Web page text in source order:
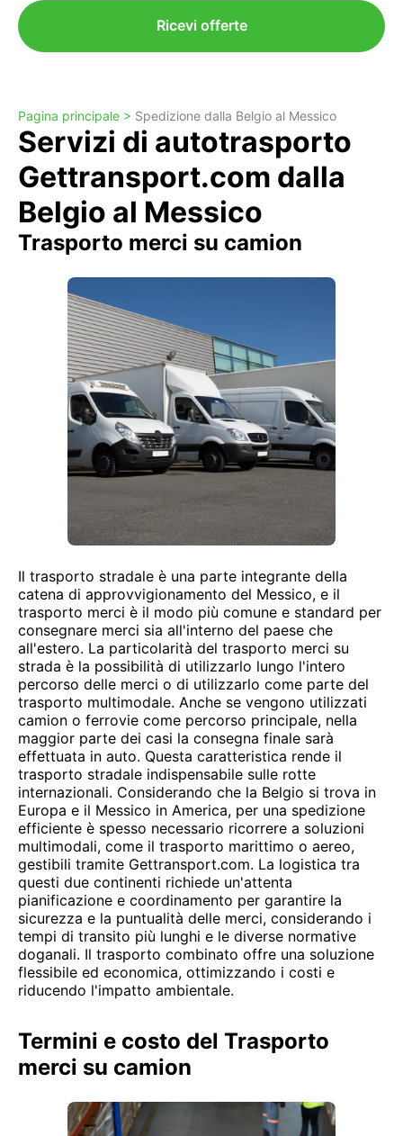
Ricevi offerte
Pagina principale > Spedizione dalla Belgio al Messico
Servizi di autotrasporto
Gettransport.com dalla
Belgio al Messico
Trasporto merci su camion
Il trasporto stradale è una parte integrante della
catena di approvvigionamento del Messico, e il
trasporto merci è il modo più comune e standard per
consegnare merci sia all'interno del paese che
all'estero. La particolarità del trasporto merci su
strada è la possibilità di utilizzarlo lungo l'intero
percorso delle merci o di utilizzarlo come parte del
trasporto multimodale. Anche se vengono utilizzati
camion o ferrovie come percorso principale, nella
maggior parte dei casi la consegna finale sarà
effettuata in auto. Questa caratteristica rende il
trasporto stradale indispensabile sulle rotte
internazionali. Considerando che la Belgio si trova in
Europa e il Messico in America, per una spedizione
efficiente è spesso necessario ricorrere a soluzioni
multimodali, come il trasporto marittimo o aereo,
gestibili tramite Gettransport.com. La logistica tra
questi due continenti richiede un'attenta
pianificazione e coordinamento per garantire la
sicurezza e la puntualità delle merci, considerando i
tempi di transito più lunghi e le diverse normative
doganali. Il trasporto combinato offre una soluzione
flessibile ed economica, ottimizzando i costi e
riducendo l'impatto ambientale.
Termini e costo del Trasporto
merci su camion